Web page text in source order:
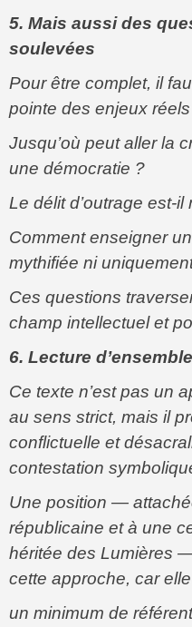
5. Mais aussi des
soulevées
Pour être complet, il
pointe des enjeux
Jusqu’où peut aller la
une démocratie ?
Le délit d’outrage est-
Comment enseigner
mythifiée ni
Ces questions
champ intellectuel et
6. Lecture d’ensemble
Ce texte n’est pas un
au sens strict, mais il
conflictuelle et
contestation
Une position —
républicaine et à une
héritée des Lumières
cette approche, car
un minimum de